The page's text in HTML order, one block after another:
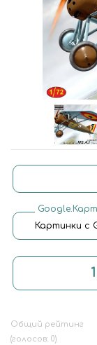
Картинки с
1
Общий рейтинг
(голосов: 0)